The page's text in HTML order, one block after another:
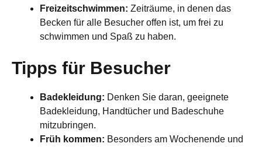
Freizeitschwimmen: Zeiträume, in denen das
Becken für alle Besucher offen ist, um frei zu
schwimmen und Spaß zu haben.
Tipps für Besucher
Badekleidung: Denken Sie daran, geeignete
Badekleidung, Handtücher und Badeschuhe
mitzubringen.
Früh kommen: Besonders am Wochenende und